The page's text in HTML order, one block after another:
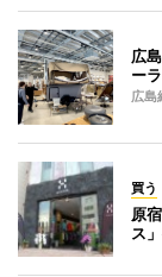
広
ー
広島
買う
原
ス